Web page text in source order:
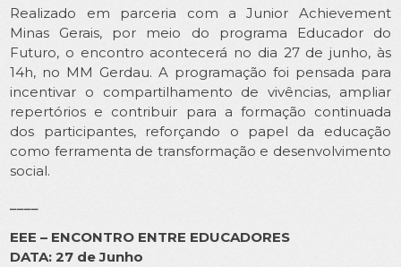
Realizado em parceria com a Junior Achievement
Minas Gerais, por meio do programa Educador do
Futuro, o encontro acontecerá no dia 27 de junho, às
14h, no MM Gerdau. A programação foi pensada para
incentivar o compartilhamento de vivências, ampliar
repertórios e contribuir para a formação continuada
dos participantes, reforçando o papel da educação
como ferramenta de transformação e desenvolvimento
social.
EEE – ENCONTRO ENTRE EDUCADORES
DATA: 27 de Junho